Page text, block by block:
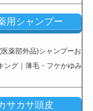
用シャンプー
薬部外品)シャンプーお
ング｜薄毛・フケかゆみ
サカサ頭皮